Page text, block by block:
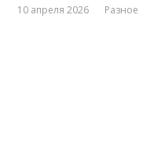
10 апреля 2026 Разное